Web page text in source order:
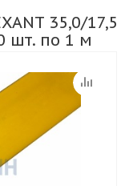
35,0/17,5
шт. по 1 м